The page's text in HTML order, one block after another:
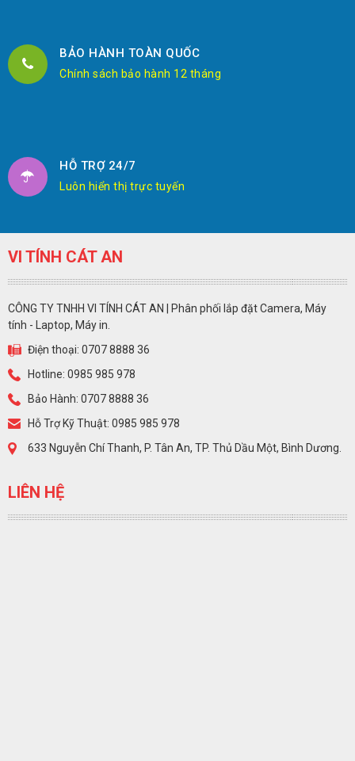
BẢO HÀNH TOÀN QUỐC
Chính sách bảo hành 12 tháng
HỖ TRỢ 24/7
Luôn hiển thị trực tuyến
VI TÍNH CÁT AN
CÔNG TY TNHH VI TÍNH CÁT AN | Phân phối lắp đặt Camera, Máy
tính - Laptop, Máy in.
Điện thoại: 0707 8888 36
Hotline: 0985 985 978
Bảo Hành: 0707 8888 36
Hỗ Trợ Kỹ Thuật: 0985 985 978
633 Nguyễn Chí Thanh, P. Tân An, TP. Thủ Dầu Một, Bình Dương.
LIÊN HỆ